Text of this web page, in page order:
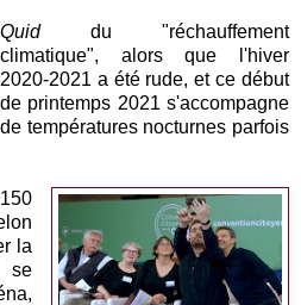
Quid du "réchauffement
climatique", alors que l'hiver
2020-2021 a été rude, et ce début
de printemps 2021 s'accompagne
de températures nocturnes parfois
la
se